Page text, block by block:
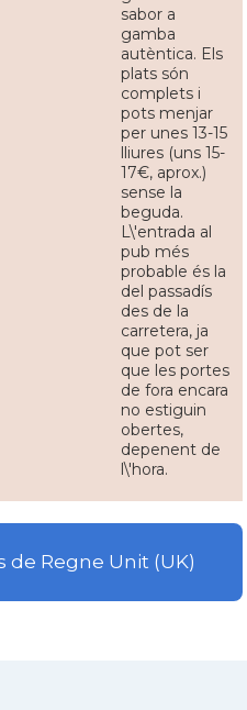
sabor a
gamba
autèntica. Els
plats són
complets i
pots menjar
per unes 13-15
lliures (uns 15-
17€, aprox.)
sense la
beguda.
L\'entrada al
pub més
probable és la
del passadís
des de la
carretera, ja
que pot ser
que les portes
de fora encara
no estiguin
obertes,
depenent de
l\'hora.
de Regne Unit (UK)